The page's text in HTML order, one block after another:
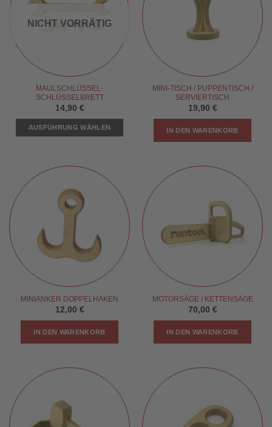
NICHT VORRÄTIG
MAULSCHLÜSSEL-
SCHLÜSSELBRETT
14,90 €
AUSFÜHRUNG WÄHLEN
Varianten
auf.
Die
Optionen
können
auf
Produktseite
gewählt
werden
MINI-TISCH / PUPPENTISCH /
SERVIERTISCH
19,90 €
IN DEN WARENKORB
MINIANKER DOPPELHAKEN
12,00 €
IN DEN WARENKORB
MOTORSÄGE / KETTENSÄGE
70,00 €
IN DEN WARENKORB